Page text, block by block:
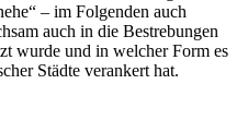
– im Folgenden auch
auch in die Bestrebungen
wurde und in welcher Form es
Städte verankert hat.